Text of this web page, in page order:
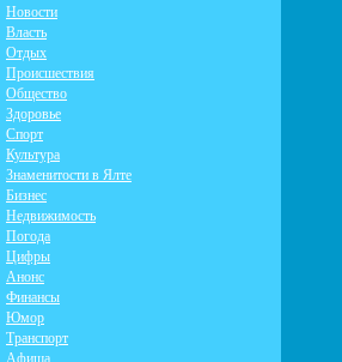
Новости
Власть
Отдых
Происшествия
Общество
Здоровье
Спорт
Культура
Знаменитости в Ялте
Бизнес
Недвижимость
Погода
Цифры
Анонс
Финансы
Юмор
Транспорт
Афиша